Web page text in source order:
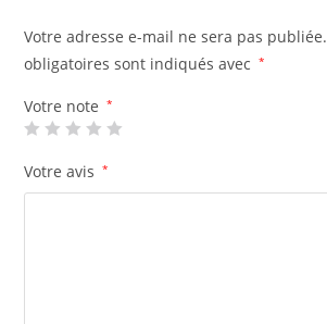
Votre adresse e-mail ne sera pas publiée.
obligatoires sont indiqués avec
*
Votre note *
Votre avis *